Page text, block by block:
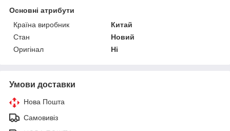
Основні атрибути
Країна виробник
Китай
Стан
Новий
Оригінал
Ні
Умови доставки
Нова Пошта
Самовивіз